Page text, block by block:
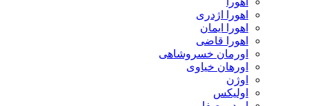
اهورا اژدری
اهورا ایمان
اهورا قاضی
اورمان خسروشاهی
اورهان خیاوی
اوژن
اولیکس